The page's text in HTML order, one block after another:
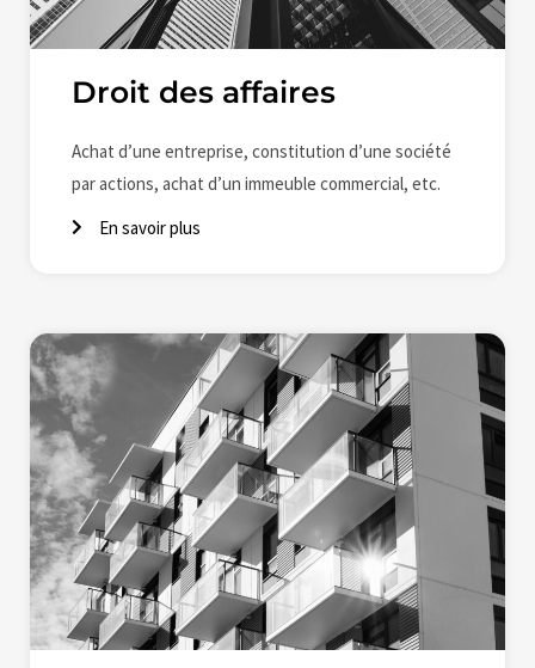
Droit des affaires
Achat d’une entreprise, constitution d’une société
par actions, achat d’un immeuble commercial, etc.
En savoir plus